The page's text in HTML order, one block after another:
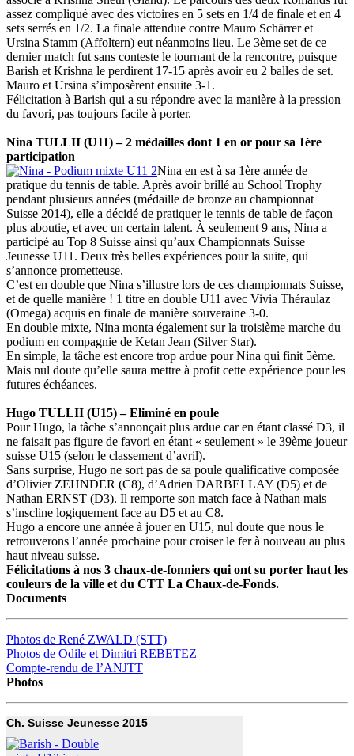
assez compliqué avec des victoires en 5 sets en 1/4 de finale et en 4
sets serrés en 1/2. La finale attendue contre Mauro Schärrer et
Ursina Stamm (Affoltern) eut néanmoins lieu. Le 3ème set de ce
dernier match fut sans conteste le tournant de la rencontre, puisque
Barish et Krishna le perdirent 17-15 après avoir eu 2 balles de set.
Mauro et Ursina s’imposèrent ensuite 3-1.
Félicitation à Barish qui a su répondre avec la manière à la pression
du favori, pas toujours facile à porter.
Nina TULLII (U11) – 2 médailles dont 1 en or pour sa 1ère
participation
Nina en est à sa 1ère année de
pratique du tennis de table. Après avoir brillé au School Trophy
pendant plusieurs années (médaille de bronze au championnat
Suisse 2014), elle a décidé de pratiquer le tennis de table de façon
plus aboutie, et avec un certain talent. À seulement 9 ans, Nina a
participé au Top 8 Suisse ainsi qu’aux Championnats Suisse
Jeunesse U11. Deux très belles expériences pour la suite, qui
s’annonce prometteuse.
C’est en double que Nina s’illustre lors de ces championnats Suisse,
et de quelle manière ! 1 titre en double U11 avec Vivia Théraulaz
(Omega) acquis en finale de manière souveraine 3-0.
En double mixte, Nina monta également sur la troisième marche du
podium en compagnie de Ketan Jean (Silver Star).
En simple, la tâche est encore trop ardue pour Nina qui finit 5ème.
Mais nul doute qu’elle saura mettre à profit cette expérience pour les
futures échéances.
Hugo TULLII (U15) – Eliminé en poule
Pour Hugo, la tâche s’annonçait plus ardue car en étant classé D3, il
ne faisait pas figure de favori en étant « seulement » le 39ème joueur
suisse U15 (selon le classement d’avril).
Sans surprise, Hugo ne sort pas de sa poule qualificative composée
d’Olivier ZEHNDER (C8), d’Adrien DARBELLAY (D5) et de
Nathan ERNST (D3). Il remporte son match face à Nathan mais
s’inscline logiquement face au D5 et au C8.
Hugo a encore une année à jouer en U15, nul doute que nous le
retrouverons l’année prochaine pour croiser le fer à nouveau au plus
haut niveau suisse.
Félicitations à nos 3 chaux-de-fonniers qui ont su porter haut les
couleurs de la ville et du CTT La Chaux-de-Fonds.
Documents
Photos de René ZWALD (STT)
Photos de Odile et Dimitri REBETEZ
Compte-rendu de l’ANJTT
Photos
Ch. Suisse Jeunesse 2015